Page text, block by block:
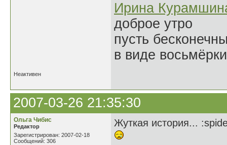
Ирина
доброе утро
пусть
в виде восьмёрки
Неактивен
2007-03-26 21:35:30
Ольга Чибис
Редактор
Зарегистрирован: 2007-02-18
Сообщений: 306
Жуткая история...